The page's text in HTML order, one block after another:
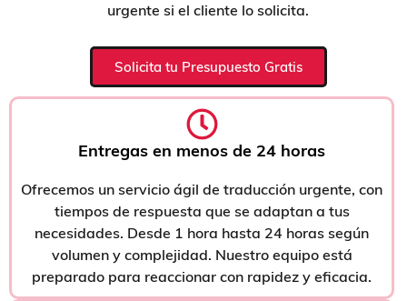
urgente si el cliente lo solicita.
Solicita tu Presupuesto Gratis
Entregas en menos de 24 horas
Ofrecemos un servicio ágil de traducción urgente, con
tiempos de respuesta que se adaptan a tus
necesidades. Desde 1 hora hasta 24 horas según
volumen y complejidad. Nuestro equipo está
preparado para reaccionar con rapidez y eficacia.